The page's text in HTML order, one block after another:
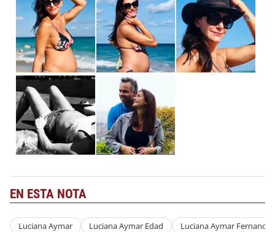
EN ESTA NOTA
Luciana Aymar Luciana Aymar Edad Luciana Aymar Fernando